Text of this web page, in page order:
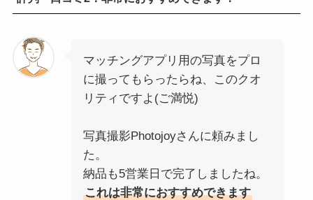
マッチングアプリ用の写真をプロ
に撮ってもらったらね、このクオ
リティですよ(ご満悦)
写真撮影Photojoyさんに頼みまし
た。
納品も5営業日で完了しましたね。
これは非常におすすめできます